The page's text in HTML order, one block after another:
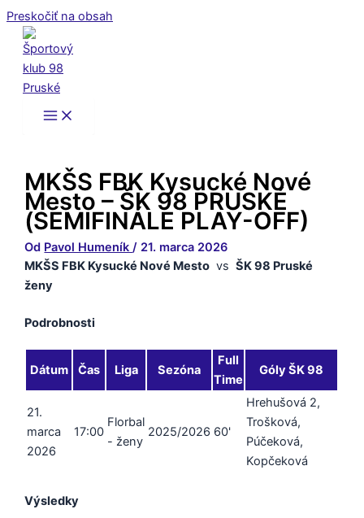
Preskočiť na obsah
MKŠS FBK Kysucké Nové
Mesto – ŠK 98 PRUSKÉ
(SEMIFINÁLE PLAY-OFF)
Od Pavol Humeník/ 21. marca 2026
MKŠS FBK Kysucké Nové Mesto vs ŠK 98 Pruské
ženy
Podrobnosti
Dátum Čas Liga Sezóna
Full
Time
Góly ŠK 98
21.
marca
2026
17:00
Florbal
- ženy
2025/2026 60'
Hrehušová 2,
Trošková,
Púčeková,
Kopčeková
Výsledky